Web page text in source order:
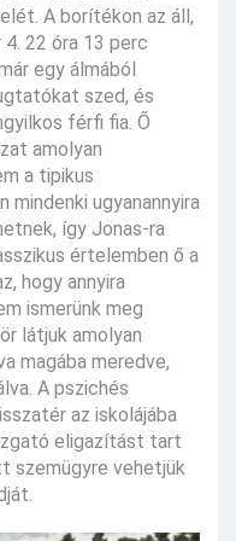
A borítékon az áll,
22 óra 13 perc
egy álmából
szed, és
férfi fia. Ő
amolyan
a tipikus
mindenki ugyanannyira
így Jonas-ra
értelemben ő a
hogy annyira
ismerünk meg
látjuk amolyan
magába meredve,
A pszichés
az iskolájába
eligazítást tart
szemügyre vehetjük